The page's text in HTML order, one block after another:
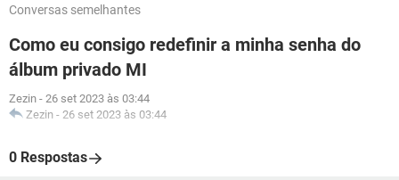
Conversas semelhantes
Como eu consigo redefinir a minha senha do
álbum privado MI
Zezin - 26 set 2023 às 03:44
Zezin - 26 set 2023 às 03:44
0 Respostas